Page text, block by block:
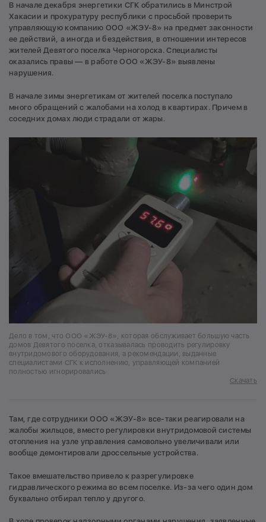
В начале декабря энергетики СГК обратились в Минстрой
Хакасии и прокуратуру республики с просьбой проверить
управляющую компанию ООО «ЖЭУ-8» на предмет законности
ее действий, а иногда и бездействия, в отношении интересов
жителей Девятого поселка Черногорска. Специалисты
оказались правы — в работе ООО «ЖЭУ-8» выявлены
нарушения.
В начале зимы энергетикам от жителей поселка поступало
много обращений с жалобами на холод в квартирах. Причем в
соседних домах люди страдали от жары.
Дело в том, что ООО «ЖЭУ-8», которая обслуживает большую часть
домов Девятого поселка, отказывалась проводить регулировку
внутридомового оборудования, а рекомендации, выданные
специалистами СГК к исполнению, управляющей компанией
полностью игнорировались
Скачать
Там, где сотрудники ООО «ЖЭУ-8» все-таки реагировали на
жалобы жильцов, вместо регулировки внутридомовой системы
отопления на узле управления самовольно увеличивали или
вообще демонтировали дроссельные устройства.
Такое вмешательство привело к разрегулировке
гидравлического режима во всем поселке. Из-за чего один дом
буквально отбирал тепло у другого.